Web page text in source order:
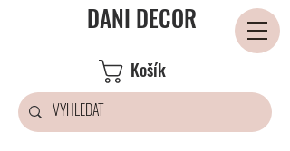
Košík
DANI DECOR